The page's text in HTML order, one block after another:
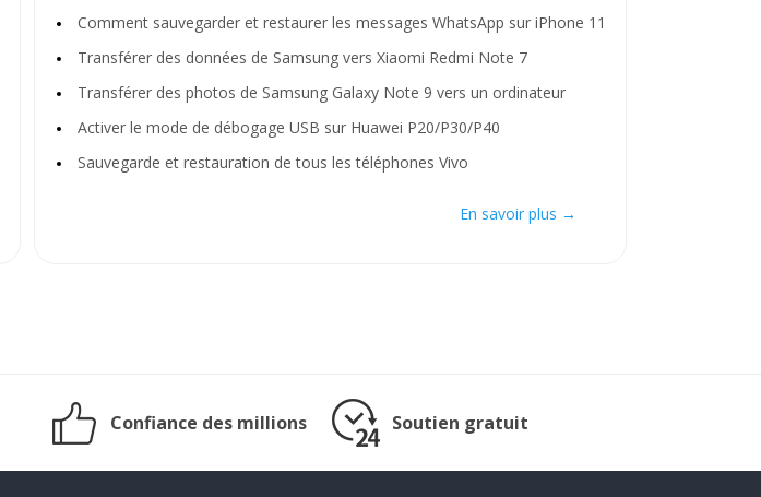
Comment sauvegarder et restaurer les messages WhatsApp sur iPhone 11
Transférer des données de Samsung vers Xiaomi Redmi Note 7
Transférer des photos de Samsung Galaxy Note 9 vers un ordinateur
Activer le mode de débogage USB sur Huawei P20/P30/P40
Sauvegarde et restauration de tous les téléphones Vivo
En savoir plus →
Confiance des millions Soutien gratuit